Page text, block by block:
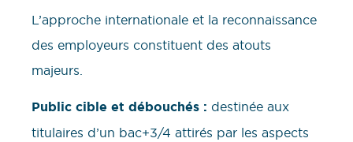
L’approche internationale et la reconnaissance
des employeurs constituent des atouts
majeurs.
Public cible et débouchés : destinée aux
titulaires d’un bac+3/4 attirés par les aspects